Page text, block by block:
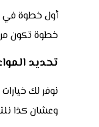
أول خطوة في
خطوة تكون
تحديد
نوفر لك
وعشان كذا